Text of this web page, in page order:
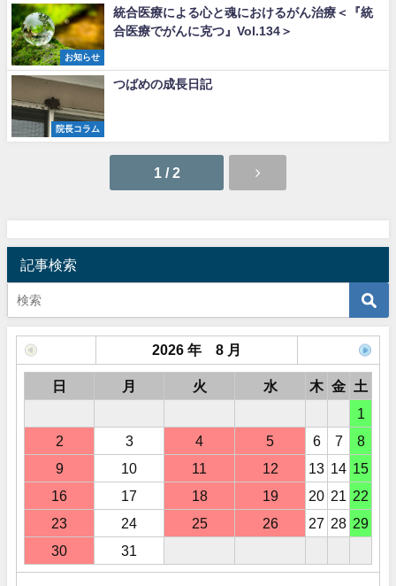
お知らせ
統合医療による心と魂におけるがん治療＜『統
合医療でがんに克つ』Vol.134＞
院長コラム
つばめの成長日記
1 / 2
記事検索
2026 年 8 月
日 月 火 水 木 金
土
1
2
3 4 5 6 7
8
9
10 11 12 13 14 15
16
17 18 19 20 21
22
23
24 25 26 27 28 29
30
31